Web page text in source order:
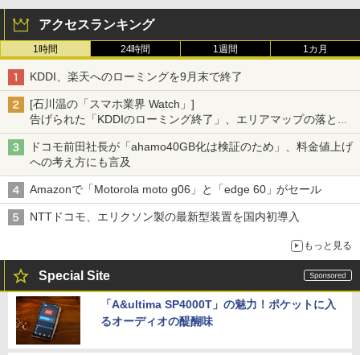
アクセスランキング
1時間 24時間 1週間 1カ月
KDDI、楽天へのローミングを9月末で終了
[石川温の「スマホ業界 Watch」]
告げられた「KDDIのローミング終了」、エリアマップの落とし
穴と楽天モバイルの課題
ドコモ前田社長が「ahamo40GB化は検証のため」、料金値上げ
への考え方にも言及
Amazonで「Motorola moto g06」と「edge 60」がセール
NTTドコモ、エリクソン製の最新型装置を国内初導入
もっと見る
Special Site
「A&ultima SP4000T」の魅力！ポケットに入
るオーディオの醍醐味